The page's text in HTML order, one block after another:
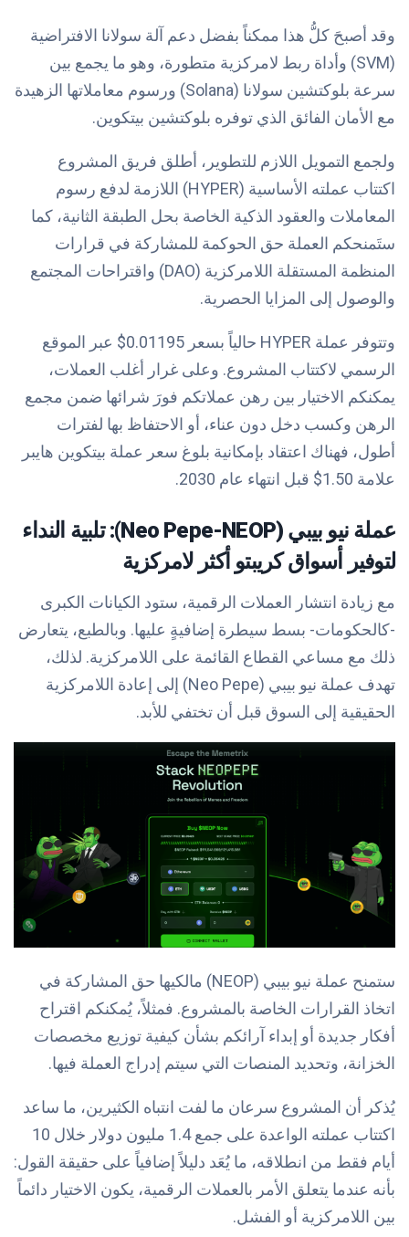
وقد أصبحَ كلُّ هذا ممكناً بفضل دعم آلة سولانا الافتراضية
(SVM) وأداة ربط لامركزية متطورة، وهو ما يجمع بين
سرعة بلوكتشين سولانا (Solana) ورسوم معاملاتها الزهيدة
مع الأمان الفائق الذي توفره بلوكتشين بيتكوين.
ولجمع التمويل اللازم للتطوير، أطلق فريق المشروع
اكتتاب عملته الأساسية (HYPER) اللازمة لدفع رسوم
المعاملات والعقود الذكية الخاصة بحل الطبقة الثانية، كما
ستَمنحكم العملة حق الحوكمة للمشاركة في قرارات
المنظمة المستقلة اللامركزية (DAO)
واقتراحات المجتمع
والوصول إلى المزايا الحصرية.
وتتوفر عملة HYPER حالياً بسعر 0.01195$ عبر
الموقع
الرسمي لاكتتاب المشروع. وعلى غرار أغلب العملات،
يمكنكم الاختيار بين رهن عملاتكم فورَ شرائها ضمن مجمع
الرهن وكسب دخل دون عناء، أو الاحتفاظ بها لفترات
أطول، فهناك اعتقاد بإمكانية بلوغ سعر عملة بيتكوين هايبر
علامة 1.50$
قبل انتهاء عام 2030.
عملة نيو بيبي (Neo Pepe-NEOP): تلبية النداء
لتوفير أسواق كريبتو أكثر لامركزية
مع زيادة انتشار العملات الرقمية، ستود الكيانات الكبرى
-كالحكومات- بسط سيطرة إضافيةٍ عليها. وبالطبع، يتعارض
ذلك مع مساعي القطاع القائمة على اللامركزية. لذلك،
تهدف عملة نيو بيبي (Neo Pepe) إلى إعادة اللامركزية
الحقيقية إلى السوق قبل أن تختفي للأبد.
ستمنح عملة نيو بيبي (NEOP) مالكيها حق المشاركة في
اتخاذ القرارات الخاصة بالمشروع. فمثلاً، يُمكنكم اقتراح
أفكار جديدة أو إبداء آرائكم بشأن كيفية توزيع مخصصات
الخزانة، وتحديد المنصات التي سيتم إدراج العملة فيها.
يُذكر أن المشروع سرعان ما لفت انتباه الكثيرين، ما ساعد
اكتتاب عملته الواعدة على جمع 1.4 مليون دولار خلال 10
أيام فقط من انطلاقه، ما يُعَد دليلاً إضافياً على حقيقة القول:
بأنه عندما يتعلق الأمر بالعملات الرقمية، يكون الاختيار دائماً
بين اللامركزية أو الفشل.